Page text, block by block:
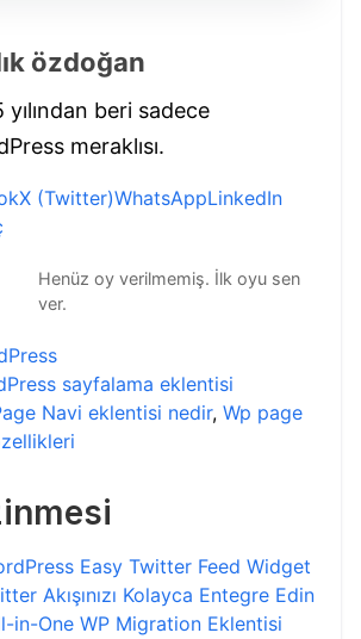
özdoğan
yılından beri sadece
meraklısı.
X (Twitter)WhatsAppLinkedIn
Henüz oy verilmemiş. İlk oyu sen
ver.
sayfalama eklentisi
Navi eklentisi nedir, Wp page
Easy Twitter Feed Widget
Akışınızı Kolayca Entegre Edin
in-One WP Migration Eklentisi